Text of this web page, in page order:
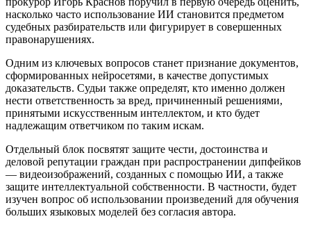
насколько часто использование ИИ становится предметом
судебных разбирательств или фигурирует в совершенных
правонарушениях.
Одним из ключевых вопросов станет признание документов,
сформированных нейросетями, в качестве допустимых
доказательств. Судьи также определят, кто именно должен
нести ответственность за вред, причиненный решениями,
принятыми искусственным интеллектом, и кто будет
надлежащим ответчиком по таким искам.
Отдельный блок посвятят защите чести, достоинства и
деловой репутации граждан при распространении дипфейков
— видеоизображений, созданных с помощью ИИ, а также
защите интеллектуальной собственности. В частности, будет
изучен вопрос об использовании произведений для обучения
больших языковых моделей без согласия автора.